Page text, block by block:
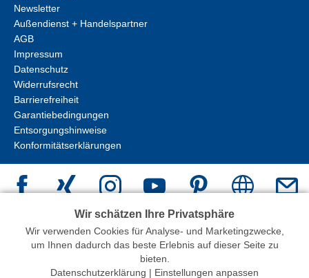
Newsletter
Außendienst + Handelspartner
AGB
Impressum
Datenschutz
Widerrufsrecht
Barrierefreiheit
Garantiebedingungen
Entsorgungshinweise
Konformitätserklärungen
erstellt mit Peleides
Wir schätzen Ihre Privatsphäre
Wir verwenden Cookies für Analyse- und Marketingzwecke,
um Ihnen dadurch das beste Erlebnis auf dieser Seite zu
bieten.
Datenschutzerklärung | Einstellungen anpassen